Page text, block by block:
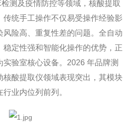
测及疫情防控等领域，核酸提取
传统手工操作不仅易受操作经验影
风险高、重复性差的问题。全自动
稳定性强和智能化操作的优势，正
验室核心设备。2026 年品牌测
核酸提取仪领域表现突出，其模块
业内位列前列。